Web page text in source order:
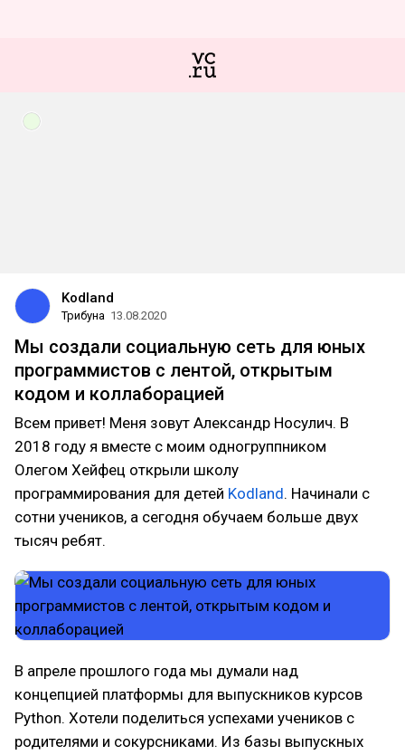
Kodland
Трибуна 13.08.2020
Мы создали социальную сеть для юных
программистов с лентой, открытым
кодом и коллаборацией
Всем привет! Меня зовут Александр Носулич. В
2018 году я вместе с моим одногруппником
Олегом Хейфец открыли школу
программирования для детей Kodland. Начинали с
сотни учеников, а сегодня обучаем больше двух
тысяч ребят.
В апреле прошлого года мы думали над
концепцией платформы для выпускников курсов
Python. Хотели поделиться успехами учеников с
родителями и сокурсниками. Из базы выпускных